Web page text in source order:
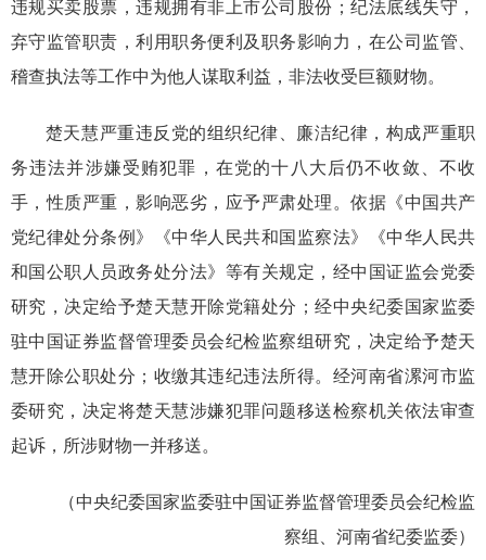
违规买卖股票，违规拥有非上市公司股份；纪法底线失守，
弃守监管职责，利用职务便利及职务影响力，在公司监管、
稽查执法等工作中为他人谋取利益，非法收受巨额财物。
楚天慧严重违反党的组织纪律、廉洁纪律，构成严重职
务违法并涉嫌受贿犯罪，在党的十八大后仍不收敛、不收
手，性质严重，影响恶劣，应予严肃处理。依据《中国共产
党纪律处分条例》《中华人民共和国监察法》《中华人民共
和国公职人员政务处分法》等有关规定，经中国证监会党委
研究，决定给予楚天慧开除党籍处分；经中央纪委国家监委
驻中国证券监督管理委员会纪检监察组研究，决定给予楚天
慧开除公职处分；收缴其违纪违法所得。经河南省漯河市监
委研究，决定将楚天慧涉嫌犯罪问题移送检察机关依法审查
起诉，所涉财物一并移送。
（中央纪委国家监委驻中国证券监督管理委员会纪检监
察组、河南省纪委监委）